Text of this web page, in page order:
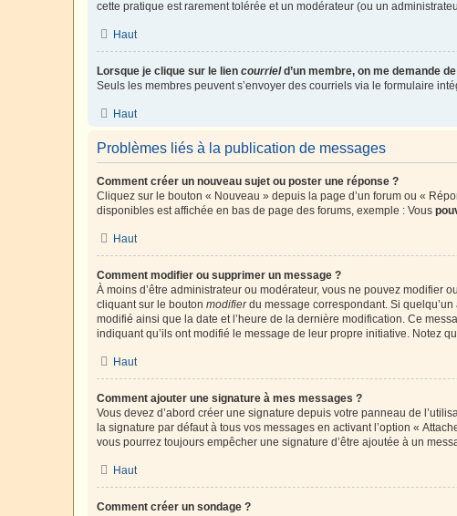
cette pratique est rarement tolérée et un modérateur (ou un
Haut
Lorsque je clique sur le lien courrield’un membre, on me demande
Seuls les membres peuvent s’envoyer des courriels via le formulaire
Haut
Problèmes liés à la publication de messages
Comment créer un nouveau sujet ou poster une réponse ?
Cliquez sur le bouton « Nouveau » depuis la page d’un forum ou «
disponibles est affichée en bas de page des forums, exemple : Vous
Haut
Comment modifier ou supprimer un message ?
À moins d’être administrateur ou modérateur, vous ne pouvez
cliquant sur le bouton modifierdu message correspondant. Si quelqu’un
modifié ainsi que la date et l’heure de la dernière modification. Ce
indiquant qu’ils ont modifié le message de leur propre initiative. Notez
Haut
Comment ajouter une signature à mes messages ?
Vous devez d’abord créer une signature depuis votre panneau de
la signature par défaut à tous vos messages en activant l’option «
vous pourrez toujours empêcher une signature d’être ajoutée à un
Haut
Comment créer un sondage ?